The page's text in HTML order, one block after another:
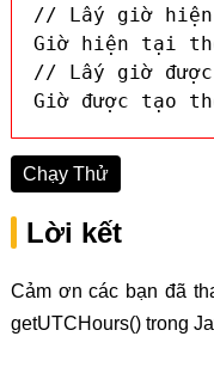
// Lấy giờ
Giờ hiện tại
// Lấy giờ
Giờ được tạo
Chạy Thử
Lời kết
Cảm ơn các bạn đã
getUTCHours() trong